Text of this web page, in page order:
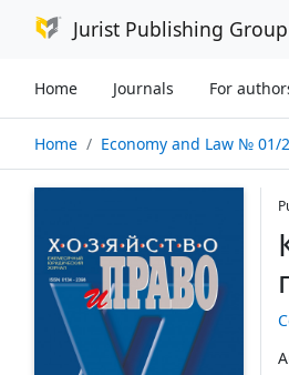
Jurist Publishing Group
Home Journals For
Home Economy and Law № 01/